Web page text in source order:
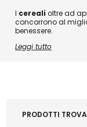
I cerealioltre ad
concorrono al
benessere.
Leggi tutto
PRODOTTI